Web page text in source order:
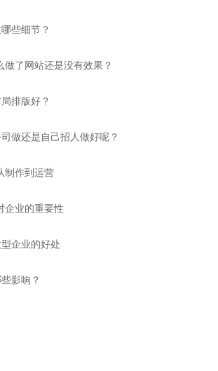
些细节？
做了网站还是没有效果？
排版好？
做还是自己招人做好呢？
制作到运营
企业的重要性
企业的好处
影响？